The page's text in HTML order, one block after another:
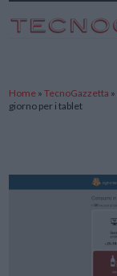
Home »TecnoGazzetta »
giorno per i tablet